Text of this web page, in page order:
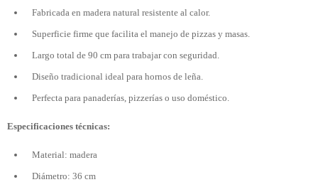
Fabricada en madera natural resistente al calor.
Superficie firme que facilita el manejo de pizzas y masas.
Largo total de 90 cm para trabajar con seguridad.
Diseño tradicional ideal para hornos de leña.
Perfecta para panaderías, pizzerías o uso doméstico.
Especificaciones técnicas:
Material: madera
Diámetro: 36 cm